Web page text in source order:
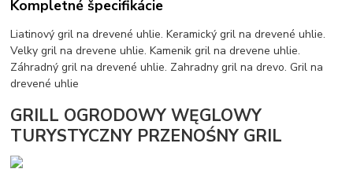
Kompletné špecifikácie
Liatinový gril na drevené uhlie. Keramický gril na drevené uhlie.
Velky gril na drevene uhlie. Kamenik gril na drevene uhlie.
Záhradný gril na drevené uhlie. Zahradny gril na drevo. Gril na
drevené uhlie
GRILL OGRODOWY WĘGLOWY
TURYSTYCZNY PRZENOŚNY GRIL